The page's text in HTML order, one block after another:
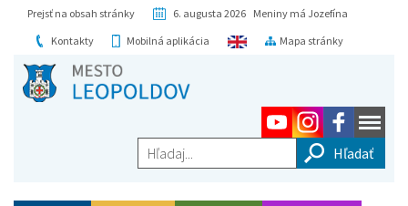
Prejsť na obsah stránky
6. augusta 2026 Meniny má Jozefína
Kontakty
Mobilná aplikácia Mapa stránky
Hľadaj...